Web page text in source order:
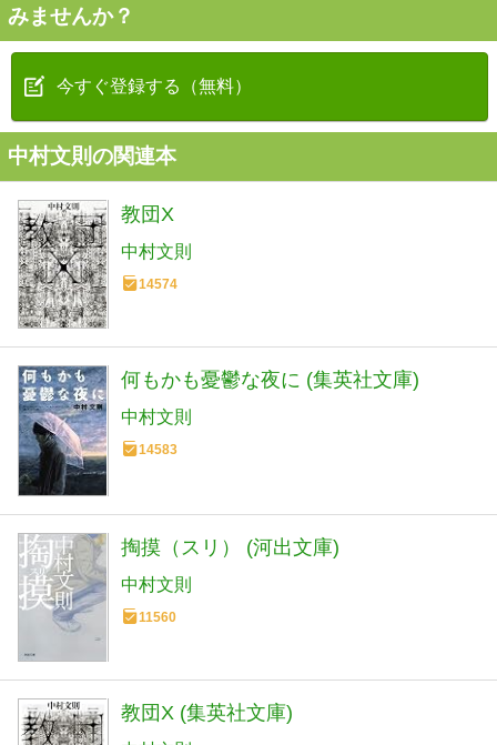
みませんか？
今すぐ登録する（無料）
中村文則の関連本
教団X
中村文則
14574
何もかも憂鬱な夜に (集英社文庫)
中村文則
14583
掏摸（スリ） (河出文庫)
中村文則
11560
教団X (集英社文庫)